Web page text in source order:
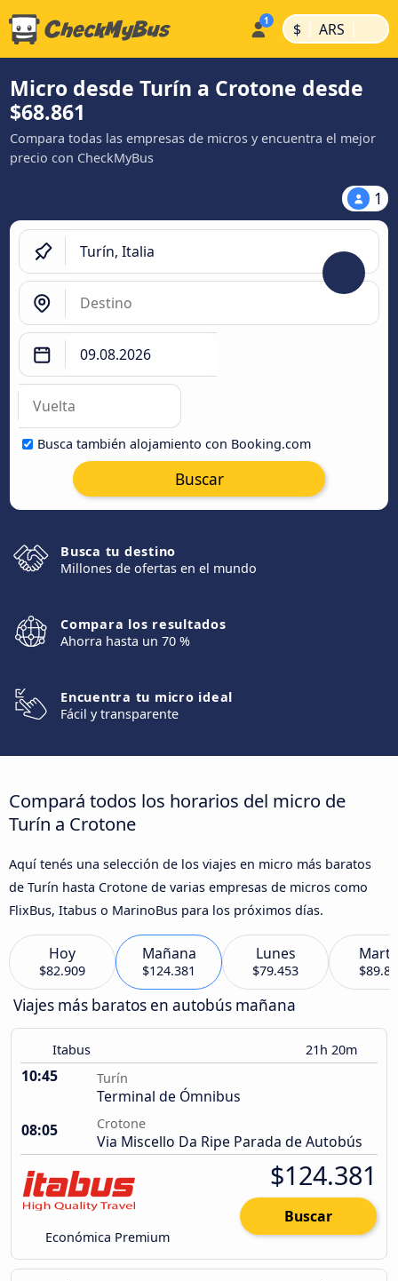
$ | ARS |
Micro desde Turín a Crotone desde
$68.861
Compara todas las empresas de micros y encuentra el mejor
precio con CheckMyBus
1
Busca también alojamiento con Booking.com
Buscar
Busca tu destino
Millones de ofertas en el mundo
Compara los resultados
Ahorra hasta un 70 %
Encuentra tu micro ideal
Fácil y transparente
Compará todos los horarios del micro de
Turín a Crotone
Aquí tenés una selección de los viajes en micro más baratos
de Turín hasta Crotone de varias empresas de micros como
FlixBus, Itabus o MarinoBus para los próximos días.
Hoy
$82.909
Mañana
$124.381
Lunes
$79.453
Viajes más baratos en autobús mañana
Itabus 21h 20m
10:45 Turín
Terminal de Ómnibus
08:05
Crotone
Via Miscello Da Ripe Parada de Autobús
Económica Premium
$124.381
Buscar